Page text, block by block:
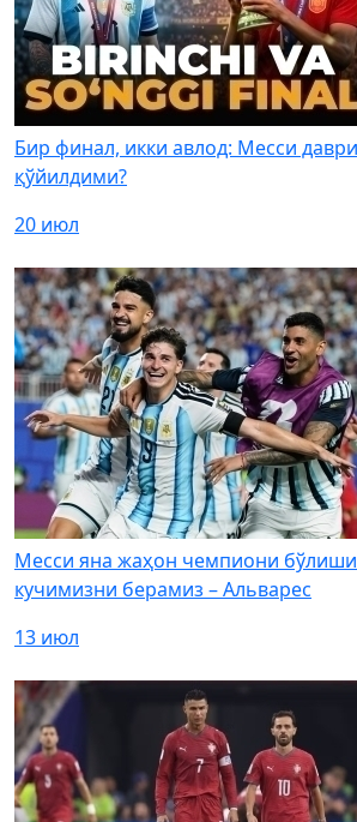
Бир финал, икки авлод: Месси
қўйилдими?
20 июл
Месси яна жаҳон чемпиони
кучимизни берамиз – Альварес
13 июл